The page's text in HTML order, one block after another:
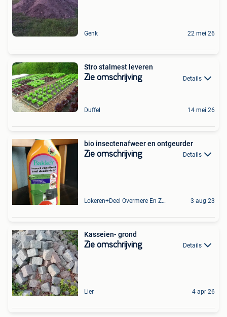
Genk 22 mei 26
Stro stalmest leveren
Zie omschrijving Details
Duffel 14 mei 26
bio insectenafweer en ontgeurder
Zie omschrijving Details
Lokeren+Deel Overmere En Zele 3 aug 23
Kasseien- grond
Zie omschrijving Details
Lier 4 apr 26